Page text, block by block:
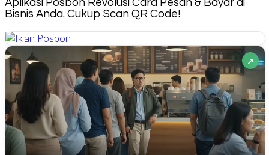
Aplikasi Posbon Revolusi Cara Pesan & Bayar di
Bisnis Anda. Cukup Scan QR Code!
↗